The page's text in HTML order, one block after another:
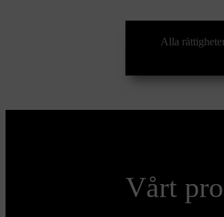
Alla
Vårt